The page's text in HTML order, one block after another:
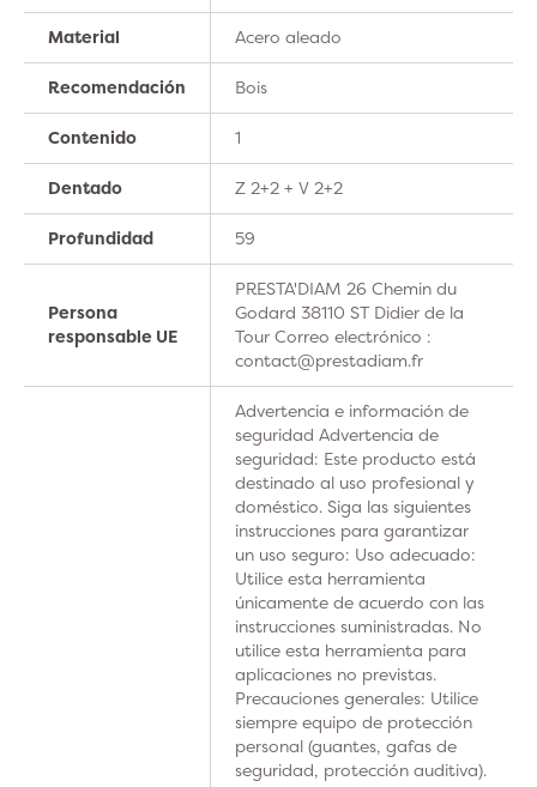
Material Acero aleado
Recomendación Bois
Contenido 1
Dentado Z 2+2 + V 2+2
Profundidad 59
Persona
responsable UE
PRESTA'DIAM 26 Chemin du
Godard 38110 ST Didier de la
Tour Correo electrónico :
contact@prestadiam.fr
Advertencia e información de
seguridad Advertencia de
seguridad: Este producto está
destinado al uso profesional y
doméstico. Siga las siguientes
instrucciones para garantizar
un uso seguro: Uso adecuado:
Utilice esta herramienta
únicamente de acuerdo con las
instrucciones suministradas. No
utilice esta herramienta para
aplicaciones no previstas.
Precauciones generales: Utilice
siempre equipo de protección
personal (guantes, gafas de
seguridad, protección auditiva).